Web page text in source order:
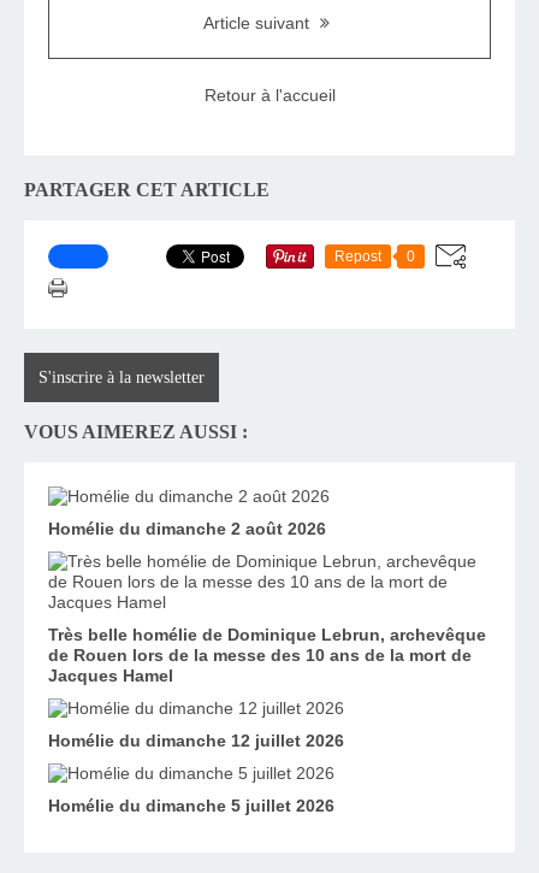
Article suivant
Retour à l'accueil
PARTAGER CET ARTICLE
Repost 0
S'inscrire à la newsletter
VOUS AIMEREZ AUSSI :
Homélie du dimanche 2 août 2026
Très belle homélie de Dominique Lebrun, archevêque
de Rouen lors de la messe des 10 ans de la mort de
Jacques Hamel
Homélie du dimanche 12 juillet 2026
Homélie du dimanche 5 juillet 2026